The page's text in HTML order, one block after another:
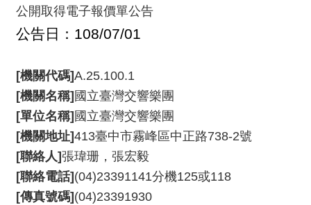
音
樂
演
奏
廳
園
區
公開取得電子報價單公告
公告日：108/07/01
[機關代碼]A.25.100.1
[機關名稱]國立臺灣交響樂團
[單位名稱]國立臺灣交響樂團
[機關地址]413臺中市霧峰區中正路738-2號
[聯絡人]張瑋珊，張宏毅
[聯絡電話](04)23391141分機125或118
[傳真號碼](04)23391930